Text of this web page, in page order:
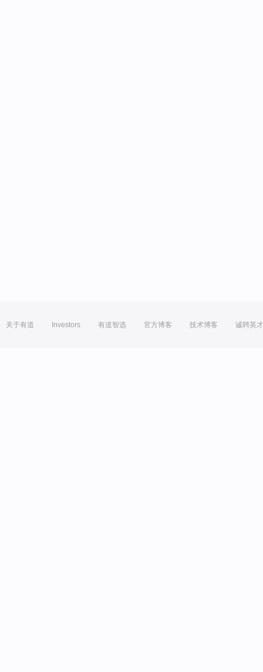
关于有道 Investors 有道智选 官方博客 技术博客 诚聘英才